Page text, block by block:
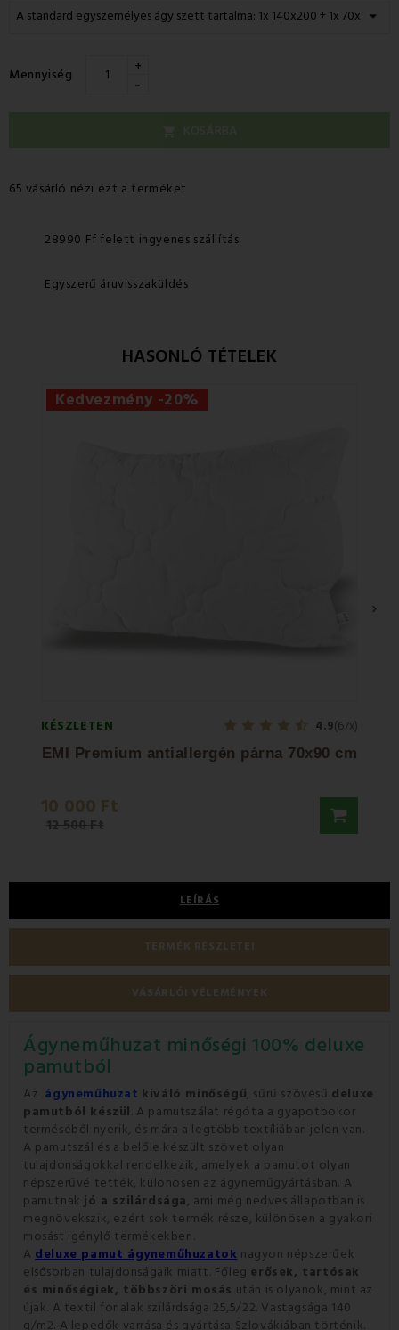
Mennyiség +
-
65 vásárló nézi ezt a terméket
28990 Ff felett ingyenes szállítás
Egyszerű áruvisszaküldés
HASONLÓ TÉTELEK
Kedvezmény -20%
KÉSZLETEN 4.9(67x)
EMI Premium antiallergén párna 70x90 cm
10 000 Ft
12 500 Ft
›
LEÍRÁS
TERMÉK RÉSZLETEI
VÁSÁRLÓI VÉLEMÉNYEK
Ágyneműhuzat minőségi 100% deluxe
pamutból
Az ágyneműhuzat kiváló minőségű, sűrű szövésű deluxe
pamutból készül. A pamutszálat régóta a gyapotbokor
terméséből nyerik, és mára a legtöbb textíliában jelen van.
A pamutszál és a belőle készült szövet olyan
tulajdonságokkal rendelkezik, amelyek a pamutot olyan
népszerűvé tették, különösen az ágyneműgyártásban. A
pamutnak jó a szilárdsága, ami még nedves állapotban is
megnövekszik, ezért sok termék része, különösen a gyakori
mosást igénylő termékekben.
A deluxe pamut ágyneműhuzatok nagyon népszerűek
elsősorban tulajdonságaik miatt. Főleg erősek, tartósak
és minőségiek, többszöri mosás után is olyanok, mint az
újak. A textil fonalak szilárdsága 25,5/22. Vastagsága 140
g/m2. A lepedők varrása és gyártása Szlovákiában történik.